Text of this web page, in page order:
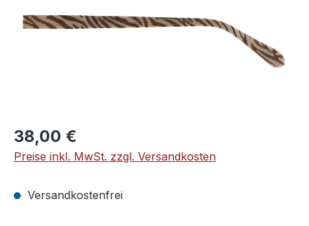
Regulärer Preis:
38,00 €
Preise inkl. MwSt. zzgl. Versandkosten
Versandkostenfrei